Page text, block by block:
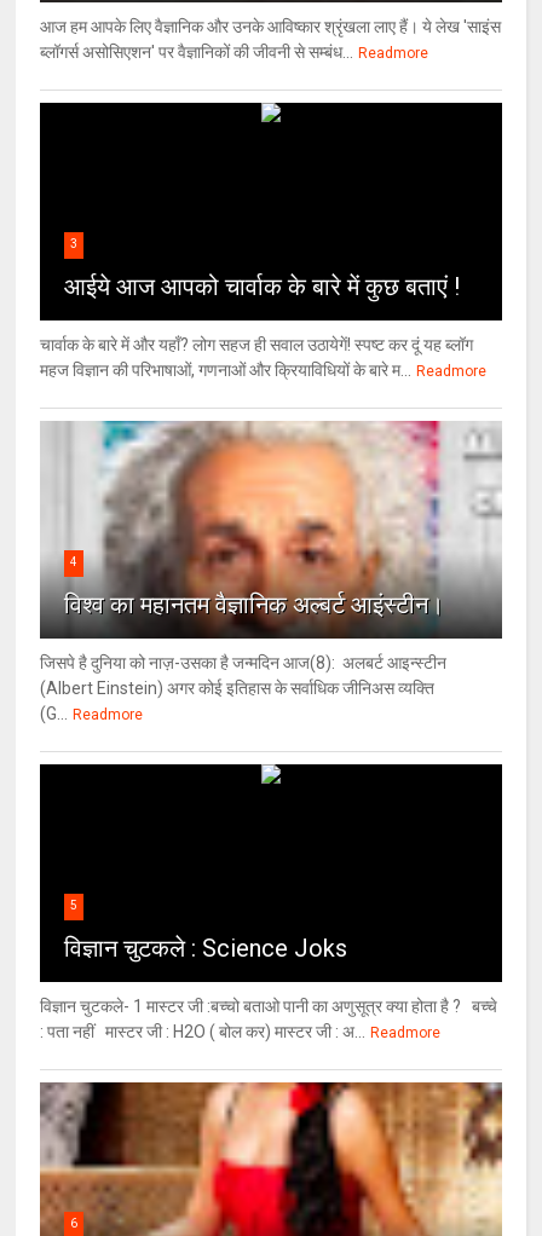
आज हम आपके लिए वैज्ञानिक और उनके आविष्कार श्रृंखला लाए हैं। ये लेख 'साइंस
ब्लॉगर्स असोसिएशन' पर वैज्ञा‍निकों की जीवनी से सम्बंध...
Readmore
3
आईये आज आपको चार्वाक के बारे में कुछ बताएं !
चार्वाक के बारे में और यहाँ? लोग सहज ही सवाल उठायेगें! स्पष्ट कर दूं यह ब्लॉग
महज विज्ञान की परिभाषाओं, गणनाओं और क्रियाविधियों के बारे म...
Readmore
4
विश्‍व का महानतम वैज्ञानिक अल्बर्ट आइंस्टीन।
जिसपे है दुनिया को नाज़-उसका है जन्मदिन आज(8): अलबर्ट आइन्स्टीन
(Albert Einstein) अगर कोई इतिहास के सर्वाधिक जीनिअस व्यक्ति
(G...
Readmore
5
विज्ञान चुटकले : Science Joks
विज्ञान चुटकले- 1 मास्टर जी :बच्चो बताओ पानी का अणुसूत्र क्या होता है ? बच्चे
: पता नहीं मास्टर जी : H2O ( बोल कर) मास्टर जी : अ...
Readmore
6